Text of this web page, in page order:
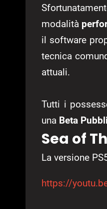
modalità
il software
tecnica
attuali.
Tutti i
una Beta
Sea of
La versione
https://